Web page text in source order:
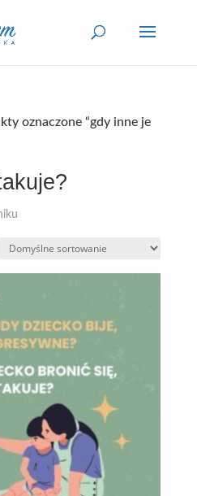
oznaczone “gdy inne je